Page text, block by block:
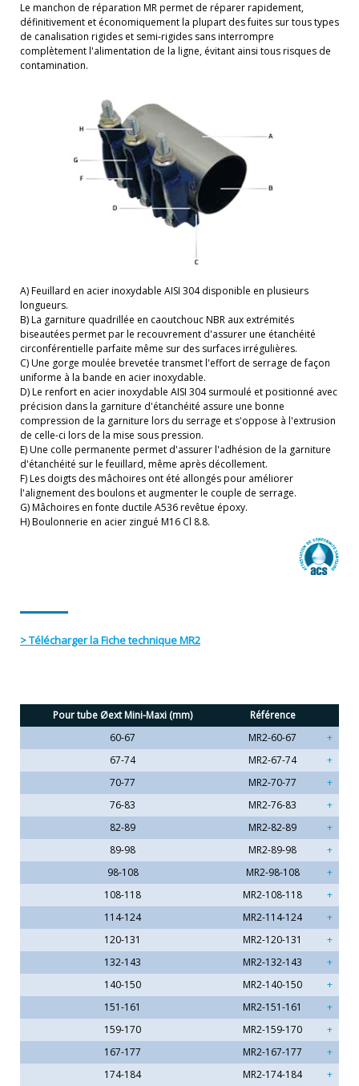
Le manchon de réparation MR permet de réparer rapidement,
définitivement et économiquement la plupart des fuites sur tous types
de canalisation rigides et semi-rigides sans interrompre
complètement l'alimentation de la ligne, évitant ainsi tous risques de
contamination.
A) Feuillard en acier inoxydable AISI 304 disponible en plusieurs
longueurs.
B) La garniture quadrillée en caoutchouc NBR aux extrémités
biseautées permet par le recouvrement d'assurer une étanchéité
circonférentielle parfaite même sur des surfaces irrégulières.
C) Une gorge moulée brevetée transmet l'effort de serrage de façon
uniforme à la bande en acier inoxydable.
D) Le renfort en acier inoxydable AISI 304 surmoulé et positionné avec
précision dans la garniture d'étanchéité assure une bonne
compression de la garniture lors du serrage et s'oppose à l'extrusion
de celle-ci lors de la mise sous pression.
E) Une colle permanente permet d'assurer l'adhésion de la garniture
d'étanchéité sur le feuillard, même après décollement.
F) Les doigts des mâchoires ont été allongés pour améliorer
l'alignement des boulons et augmenter le couple de serrage.
G) Mâchoires en fonte ductile A536 revêtue époxy.
H) Boulonnerie en acier zingué M16 Cl 8.8.
> Télécharger la Fiche technique MR2
Pour tube Øext Mini-Maxi (mm)
Référence
60-67
MR2-60-67
67-74
MR2-67-74
70-77
MR2-70-77
76-83
MR2-76-83
82-89
MR2-82-89
89-98
MR2-89-98
98-108
MR2-98-108
108-118
MR2-108-118
114-124
MR2-114-124
120-131
MR2-120-131
132-143
MR2-132-143
140-150
MR2-140-150
151-161
MR2-151-161
159-170
MR2-159-170
167-177
MR2-167-177
174-184
MR2-174-184